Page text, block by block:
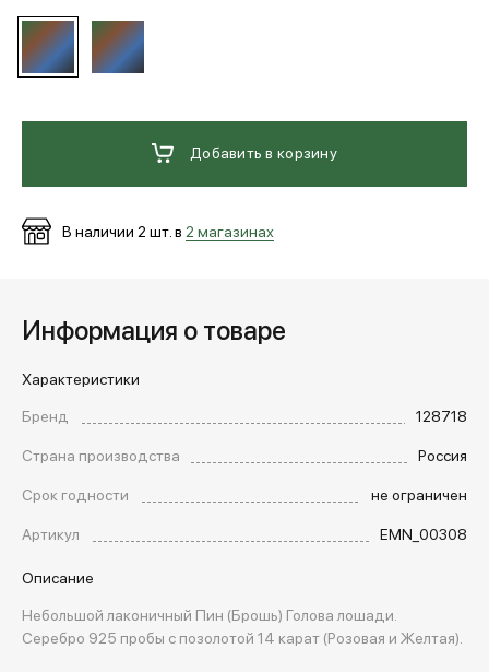
ПОКУПАТЕЛЯМ
обратный звонок
Добавить в корзину
В наличии 2 шт. в 2 магазинах
Информация о товаре
Характеристики
Бренд
128718
Страна производства
Россия
Срок годности
не ограничен
Артикул
EMN_00308
Описание
Небольшой лаконичный Пин (Брошь) Голова лошади.
Серебро 925 пробы с позолотой 14 карат (Розовая и Желтая).